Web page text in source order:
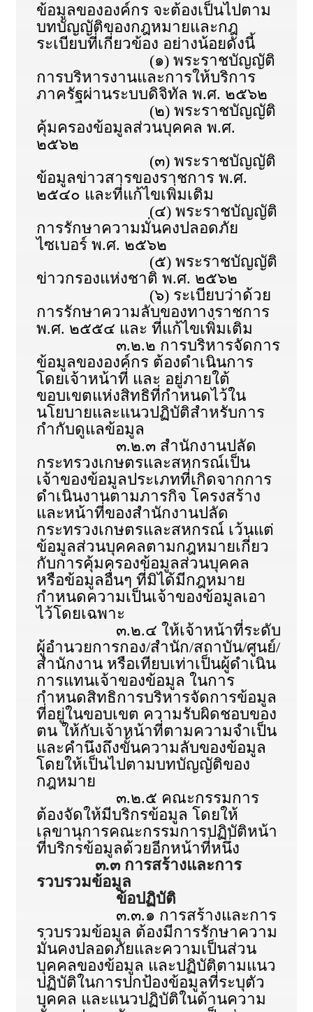
ข้อมูลขององค์กร จะต้องเป็นไปตาม
บทบัญญัติของกฎหมายและกฎ
ระเบียบที่เกี่ยวข้อง อย่างน้อยดังนี้
(๑) พระราชบัญญัติ
การบริหารงานและการให้บริการ
ภาครัฐผ่านระบบดิจิทัล พ.ศ. ๒๕๖๒
(๒) พระราชบัญญัติ
คุ้มครองข้อมูลส่วนบุคคล พ.ศ.
๒๕๖๒
(๓) พระราชบัญญัติ
ข้อมูลข่าวสารของราชการ พ.ศ.
๒๕๔๐ และที่แก้ไขเพิ่มเติม
(๔) พระราชบัญญัติ
การรักษาความมั่นคงปลอดภัย
ไซเบอร์ พ.ศ. ๒๕๖๒
(๕) พระราชบัญญัติ
ข่าวกรองแห่งชาติ พ.ศ. ๒๕๖๒
(๖) ระเบียบว่าด้วย
การรักษาความลับของทางราชการ
พ.ศ. ๒๕๕๔ และ ที่แก้ไขเพิ่มเติม
๓.๒.๒ การบริหารจัดการ
ข้อมูลขององค์กร ต้องดำเนินการ
โดยเจ้าหน้าที่ และ อยู่ภายใต้
ขอบเขตแห่งสิทธิที่กำหนดไว้ใน
นโยบายและแนวปฏิบัติสำหรับการ
กำกับดูแลข้อมูล
๓.๒.๓ สำนักงานปลัด
กระทรวงเกษตรและสหกรณ์เป็น
เจ้าของข้อมูลประเภทที่เกิดจากการ
ดำเนินงานตามภารกิจ โครงสร้าง
และหน้าที่ของสำนักงานปลัด
กระทรวงเกษตรและสหกรณ์ เว้นแต่
ข้อมูลส่วนบุคคลตามกฎหมายเกี่ยว
กับการคุ้มครองข้อมูลส่วนบุคคล
หรือข้อมูลอื่นๆ ที่มิได้มีกฎหมาย
กำหนดความเป็นเจ้าของข้อมูลเอา
ไว้โดยเฉพาะ
๓.๒.๔ ให้เจ้าหน้าที่ระดับ
ผู้อำนวยการกอง/สำนัก/สถาบัน/ศูนย์/
สำนักงาน หรือเทียบเท่าเป็นผู้ดำเนิน
การแทนเจ้าของข้อมูล ในการ
กำหนดสิทธิการบริหารจัดการข้อมูล
ที่อยู่ในขอบเขต ความรับผิดชอบของ
ตน ให้กับเจ้าหน้าที่ตามความจำเป็น
และคำนึงถึงขั้นความลับของข้อมูล
โดยให้เป็นไปตามบทบัญญัติของ
กฎหมาย
๓.๒.๕ คณะกรรมการ
ต้องจัดให้มีบริกรข้อมูล โดยให้
เลขานุการคณะกรรมการปฏิบัติหน้า
ที่บริกรข้อมูลด้วยอีกหน้าที่หนึ่ง
๓.๓ การสร้างและการ
รวบรวมข้อมูล
ข้อปฏิบัติ
๓.๓.๑ การสร้างและการ
รวบรวมข้อมูล ต้องมีการรักษาความ
มั่นคงปลอดภัยและความเป็นส่วน
บุคคลของข้อมูล และปฏิบัติตามแนว
ปฏิบัติในการปกป้องข้อมูลที่ระบุตัว
บุคคล และแนวปฏิบัติในด้านความ